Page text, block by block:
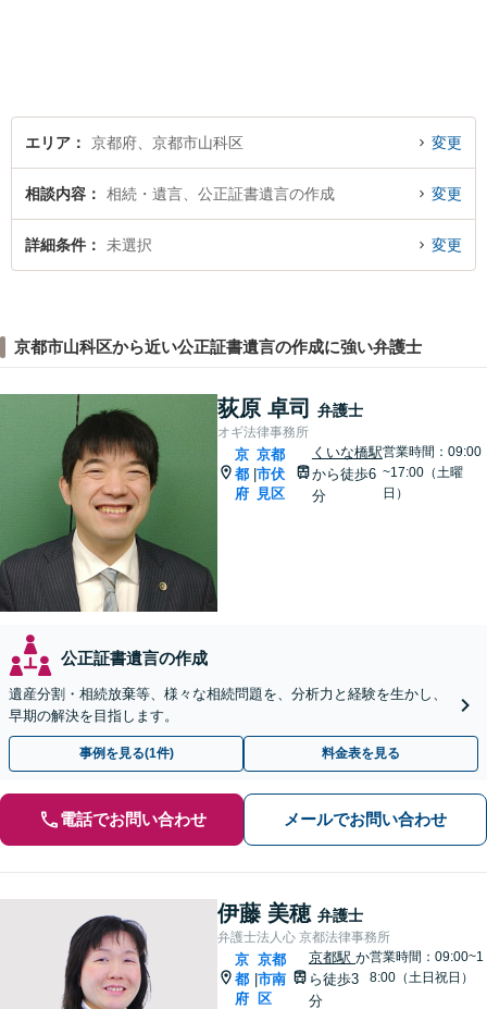
さい。
エリア
京都府、京都市山科区 変更
相談内容 相続・遺言、公正証書遺言の作成 変更
詳細条件 未選択 変更
京都市山科区から近い公正証書遺言の作成に強い弁護士
荻原 卓司 弁護士
オギ法律事務所
京
都
府
|
京都
市伏
見区
くいな橋駅
から徒歩6
分
営業時間：09:00
~17:00（土曜
日）
公正証書遺言の作成
遺産分割・相続放棄等、様々な相続問題を、分析力と経験を生かし、
早期の解決を目指します。
事例を見る(1件) 料金表を見る
電話でお問い合わせ メールでお問い合わせ
伊藤 美穂 弁護士
弁護士法人心 京都法律事務所
京
都
府
|
京都
市南
区
京都駅か
ら徒歩3
分
営業時間：09:00~1
8:00（土日祝日）